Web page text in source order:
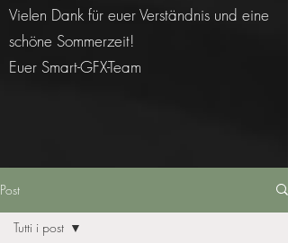
Vielen Dank für euer Verständnis und eine
schöne Sommerzeit!
Euer Smart-GFX-Team
Post
Tutti i post